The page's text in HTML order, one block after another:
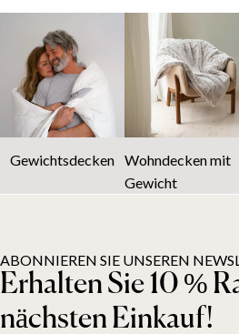
Gewichtsdecken Wohndecken mit
Gewicht
ABONNIEREN SIE UNSEREN
Erhalten Sie 10 %
nächsten Einkauf!